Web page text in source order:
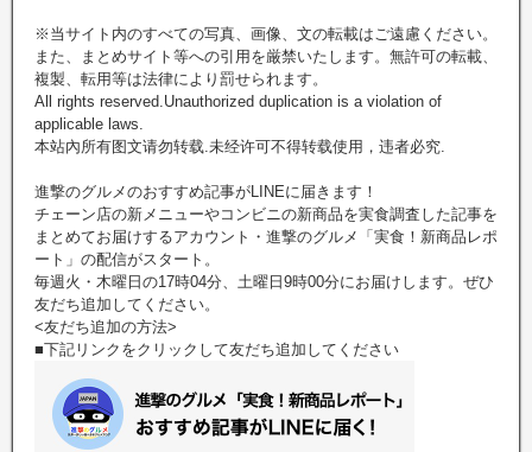
※当サイト内のすべての写真、画像、文の転載はご遠慮ください。
また、まとめサイト等への引用を厳禁いたします。無許可の転載、
複製、転用等は法律により罰せられます。
All rights reserved.Unauthorized duplication is a violation of
applicable laws.
本站內所有图文请勿转载.未经许可不得转载使用，违者必究.
進撃のグルメのおすすめ記事がLINEに届きます！
チェーン店の新メニューやコンビニの新商品を実食調査した記事を
まとめてお届けするアカウント・進撃のグルメ「実食！新商品レポ
ート」の配信がスタート。
毎週火・木曜日の17時04分、土曜日9時00分にお届けします。ぜひ
友だち追加してください。
<友だち追加の方法>
■下記リンクをクリックして友だち追加してください